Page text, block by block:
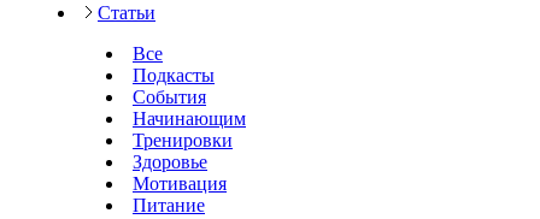
Статьи
Все
Подкасты
События
Начинающим
Тренировки
Здоровье
Мотивация
Питание